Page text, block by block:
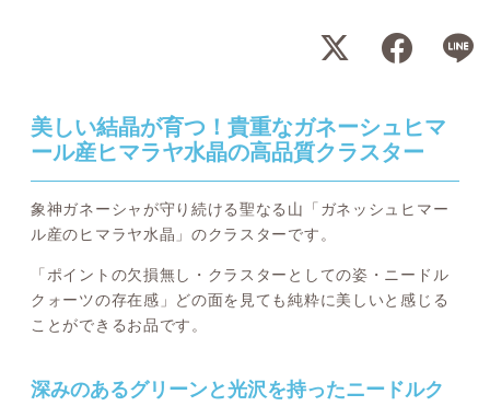
美しい結晶が育つ！貴重なガネーシュヒマ
ール産ヒマラヤ水晶の高品質クラスター
象神ガネーシャが守り続ける聖なる山「ガネッシュヒマー
ル産のヒマラヤ水晶」のクラスターです。
「ポイントの欠損無し・クラスターとしての姿・ニードル
クォーツの存在感」どの面を見ても純粋に美しいと感じる
ことができるお品です。
深みのあるグリーンと光沢を持ったニードルク